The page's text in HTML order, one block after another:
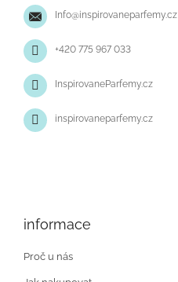
Info@inspirovaneparfemy.cz
+420 775 967 033
InspirovaneParfemy.cz
inspirovaneparfemy.cz
informace
Proč u nás